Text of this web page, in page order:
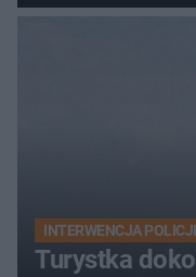
INTERWENCJA POLICJI
Turystka